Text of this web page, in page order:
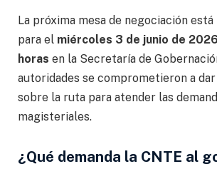
La próxima mesa de negociación
para el miércoles 3 de junio de
horas en la Secretaría de
autoridades se comprometieron a
sobre la ruta para atender las
magisteriales.
¿Qué demanda la CNTE al